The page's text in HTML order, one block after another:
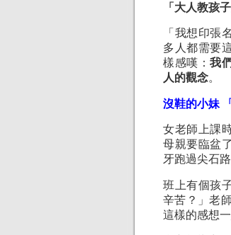
「大人教孩
「我想印張
多人都需要
樣感嘆：我
人的觀念。
沒鞋的小妹
女老師上課
母親要臨盆
牙跑過尖石路
班上有個孩
辛苦？」老
這樣的感想